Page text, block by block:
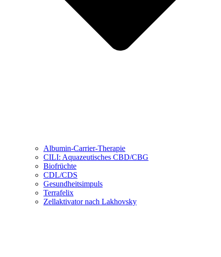
Albumin-Carrier-Therapie
CILI: Aquazeutisches CBD/CBG
Biofrüchte
CDL/CDS
Gesundheitsimpuls
Terrafelix
Zellaktivator nach Lakhovsky